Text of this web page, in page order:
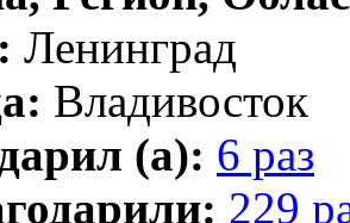
Ленинград
Владивосток
(а): 6 раз
229